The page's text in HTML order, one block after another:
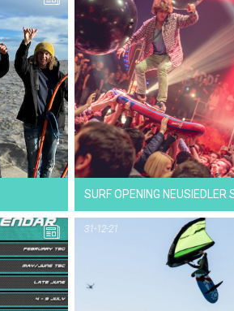
26-04-22
NEWS
SURF OPENING NEUSIEDLER
31-12-21